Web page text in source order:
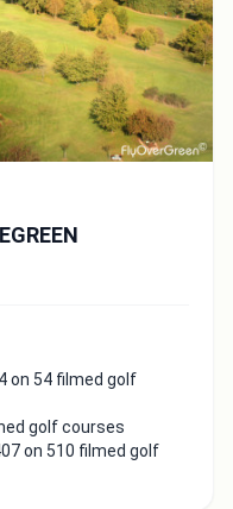
on 54 filmed golf
golf courses
on 510 filmed golf